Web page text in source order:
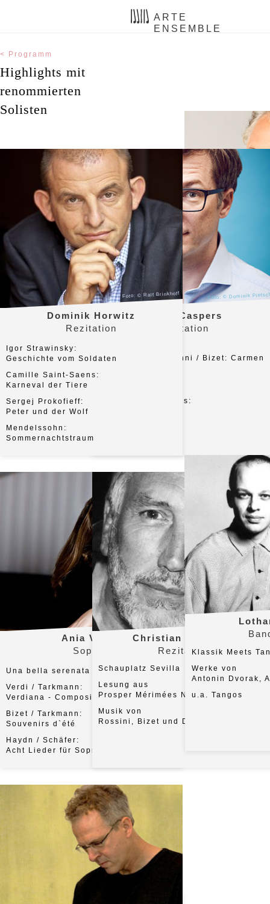
ARTE
ENSEMBLE
< Programm
Highlights mit
renommierten
Solisten
Dominik Horwitz
Rezitation
Igor Strawinsky:
Geschichte vom Soldaten
Camille Saint-Saens:
Karneval der Tiere
Sergej Prokofieff:
Peter und der Wolf
Mendelssohn:
Sommernachtstraum
Foto: © Ralf Brinkhoff
Ralph Caspers
Rezitation
Mozart: Don Giovanni / Bizet: Carmen
Camille Saint-Saens:
Foto: © Dominik
Ania Vegry
Sopran
Una bella serenata
Verdi / Tarkmann:
Verdiana - Composizioni da camera
Bizet / Tarkmann:
Souvenirs d`été
Haydn / Schäfer:
Acht Lieder für Sopran und Oktett
Foto: © Thomas Jauk
Christian Brückner
Rezitation
Schauplatz Sevilla
Lesung aus
Prosper Mérimées Novelle Carmen
Musik von
Rossini, Bizet und De Falla
Foto: © Matthias
Wat is eigentlich
Gift & Galle beim
Klassik Meets
Werke von
Antonin Dvorak,
u.a. Tangos